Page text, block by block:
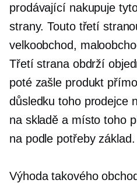
prodávající nakupuje
strany. Touto třetí
velkoobchod,
Třetí strana obdrží
poté zašle produkt
důsledku toho prodejce
na skladě a místo toho
na podle potřebyzáklad.
Výhoda takového